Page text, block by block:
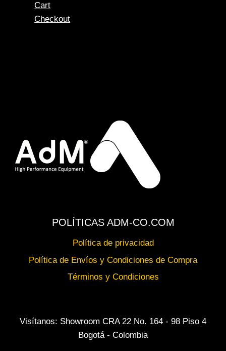
Cart
Checkout
POLÍTICAS ADM-CO.COM
Política de privacidad
Política de Envíos y Condiciones de Compra
Términos y Condiciones
Visítanos: Showroom CRA 22 No. 164 - 98 Piso 4
Bogotá - Colombia